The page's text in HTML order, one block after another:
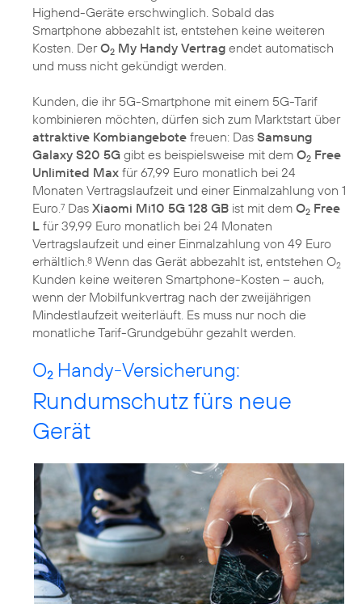
Highend-Geräte erschwinglich. Sobald das
Smartphone abbezahlt ist, entstehen keine weiteren
Kosten. DerO2 My Handy Vertrag endet automatisch
und muss nicht gekündigt werden.
Kunden, die ihr 5G-Smartphone mit einem 5G-Tarif
kombinieren möchten, dürfen sich zum Marktstart über
attraktive Kombiangebote freuen: Das Samsung
Galaxy S20 5G gibt es beispielsweise mit dem O2 Free
Unlimited Max für 67,99 Euro monatlich bei 24
Monaten Vertragslaufzeit und einer Einmalzahlung von 1
Euro.7 Das Xiaomi Mi10 5G 128 GB ist mit dem O2 Free
L für 39,99 Euro monatlich bei 24 Monaten
Vertragslaufzeit und einer Einmalzahlung von 49 Euro
erhältlich.8 Wenn das Gerät abbezahlt ist, entstehen O2
Kunden keine weiteren Smartphone-Kosten – auch,
wenn der Mobilfunkvertrag nach der zweijährigen
Mindestlaufzeit weiterläuft. Es muss nur noch die
monatliche Tarif-Grundgebühr gezahlt werden.
O2 Handy-Versicherung:
Rundumschutz fürs neue
Gerät